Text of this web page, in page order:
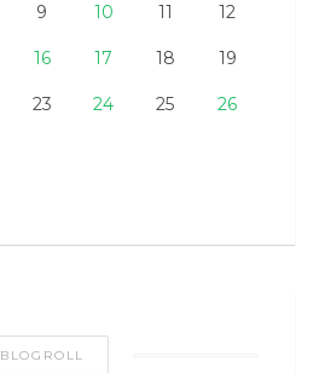
9 10 11 12
16 17 18 19
23 24 25 26
BLOGROLL